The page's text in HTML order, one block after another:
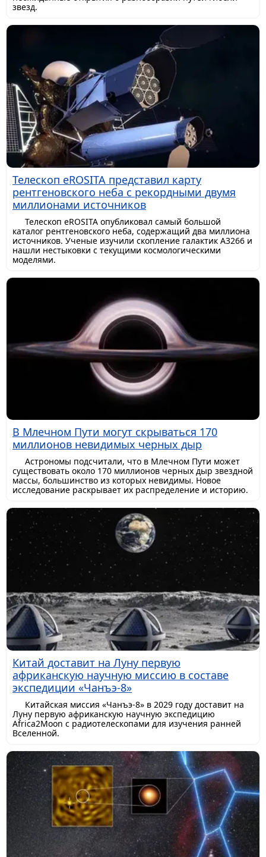
звезд.
Телескоп eROSITA представил карту
рентгеновского неба с рекордными двумя
миллионами источников
Телескоп eROSITA опубликовал самый большой
каталог рентгеновского неба, содержащий два миллиона
источников. Ученые изучили скопление галактик A3266 и
нашли нестыковки с текущими космологическими
моделями.
В Млечном Пути могут скрываться 170
миллионов невидимых черных дыр
Астрономы подсчитали, что в Млечном Пути может
существовать около 170 миллионов черных дыр звездной
массы, большинство из которых невидимы. Новое
исследование раскрывает их распределение и историю.
Китай доставит на Луну первую
африканскую научную миссию в составе
экспедиции «Чанъэ-8»
Китайская миссия «Чанъэ-8» в 2029 году доставит на
Луну первую африканскую научную экспедицию
Africa2Moon с радиотелескопами для изучения ранней
Вселенной.